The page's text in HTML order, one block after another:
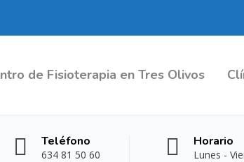
de Fisioterapia en Tres Olivos
Teléfono
634 81 50 60
Horario
Lunes -